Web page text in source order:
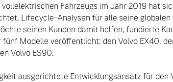
Fahrzeugs im Jahr 2019 hat
Lifecycle-Analysen für alle seine
seinen Kunden damit helfen, fundierte
Modelle veröffentlicht: den Volvo EX40,
Volvo ES90.
ausgerichtete Entwicklungsansatz für den